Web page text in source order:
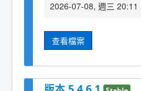
2026-07-08, 週三 20:11
查看檔案